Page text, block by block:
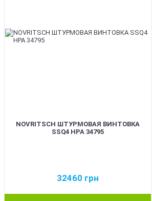
NOVRITSCH ШТУРМОВАЯ ВИНТОВКА
SSQ4 HPA 34795
32460 грн